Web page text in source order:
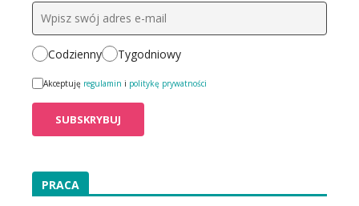
Codzienny Tygodniowy
Akceptuję regulamin i politykę prywatności
PRACA